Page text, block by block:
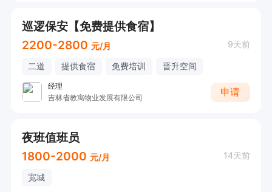
巡逻保安【免费提供食宿】
2200-2800 元/月 9天前
二道 提供食宿 免费培训 晋升空间
经理
吉林省教寓物业发展有限公司
申请
夜班值班员
1800-2000 元/月 14天前
宽城